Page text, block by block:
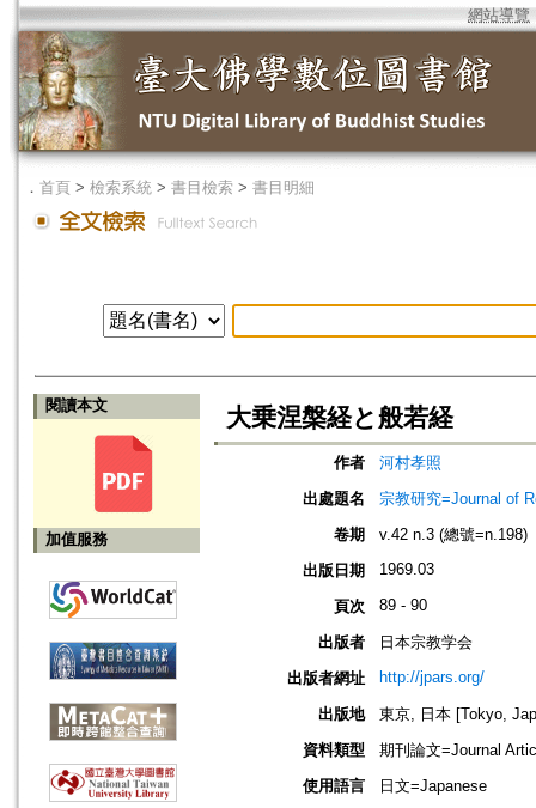
網站導覽
． 首頁 > 檢索系統 > 書目檢索 > 書目明細
閱讀本文
加值服務
大乗涅槃経と般若経
作者
河村孝照
出處題名
宗教研究=Journal of
卷期
v.42 n.3 (總號=n.198)
出版日期
1969.03
頁次 89 - 90
出版者
日本宗教学会
出版者網址
http://jpars.org/
出版地
東京, 日本 [Tokyo,
資料類型
期刊論文=Journal
使用語言
日文=Japanese